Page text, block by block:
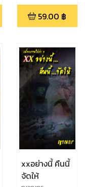
59.00 ฿
xxอย่างนี้ คืนนี้
จัดให้